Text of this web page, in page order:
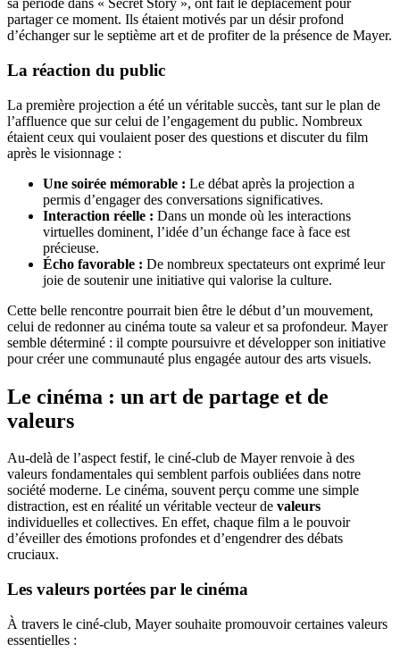
sa période dans « Secret Story », ont fait le déplacement pour
partager ce moment. Ils étaient motivés par un désir profond
d’échanger sur le septième art et de profiter de la présence de Mayer.
La réaction du public
La première projection a été un véritable succès, tant sur le plan de
l’affluence que sur celui de l’engagement du public. Nombreux
étaient ceux qui voulaient poser des questions et discuter du film
après le visionnage :
Une soirée mémorable : Le débat après la projection a
permis d’engager des conversations significatives.
Interaction réelle : Dans un monde où les interactions
virtuelles dominent, l’idée d’un échange face à face est
précieuse.
Écho favorable : De nombreux spectateurs ont exprimé leur
joie de soutenir une initiative qui valorise la culture.
Cette belle rencontre pourrait bien être le début d’un mouvement,
celui de redonner au cinéma toute sa valeur et sa profondeur. Mayer
semble déterminé : il compte poursuivre et développer son initiative
pour créer une communauté plus engagée autour des arts visuels.
Le cinéma : un art de partage et de
valeurs
Au-delà de l’aspect festif, le ciné-club de Mayer renvoie à des
valeurs fondamentales qui semblent parfois oubliées dans notre
société moderne. Le cinéma, souvent perçu comme une simple
distraction, est en réalité un véritable vecteur de valeurs
individuelles et collectives. En effet, chaque film a le pouvoir
d’éveiller des émotions profondes et d’engendrer des débats
cruciaux.
Les valeurs portées par le cinéma
À travers le ciné-club, Mayer souhaite promouvoir certaines valeurs
essentielles :